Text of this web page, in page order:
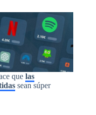
que las
sean súper